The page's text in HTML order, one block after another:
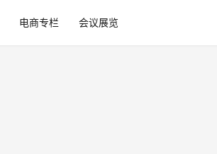
电商专栏 会议展览